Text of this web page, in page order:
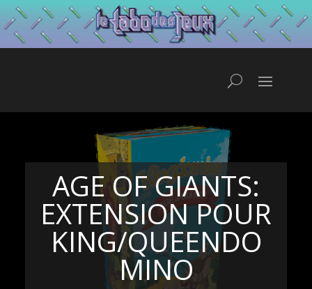
AGE OF GIANTS:
EXTENSION POUR
KING/QUEENDO
MINO